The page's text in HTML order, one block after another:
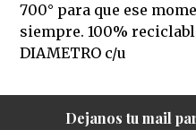
700° para que ese
siempre. 100%
DIAMETRO c/u
Dejanos tu mail